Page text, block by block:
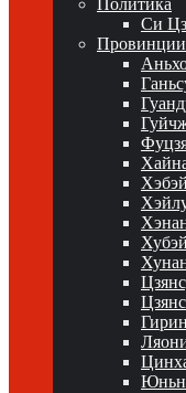
Политика
Си